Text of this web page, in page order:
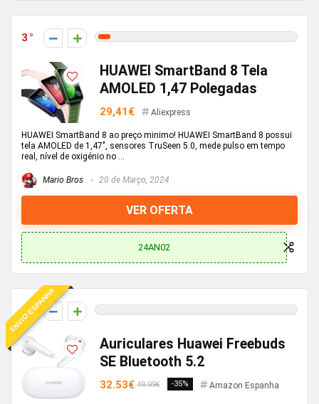
3
HUAWEI SmartBand 8 Tela
AMOLED 1,47 Polegadas
29,41€ Aliexpress
HUAWEI SmartBand 8 ao preço minimo! HUAWEI SmartBand 8 possui
tela AMOLED de 1,47", sensores TruSeen 5.0, mede pulso em tempo
real, nível de oxigénio no ...
Mario Bros 20 de Março, 2024
VER OFERTA
24AN02
ENVIO ESPANHA
0
Auriculares Huawei Freebuds
SE Bluetooth 5.2
32.53€ 49.99€ -35% Amazon Espanha